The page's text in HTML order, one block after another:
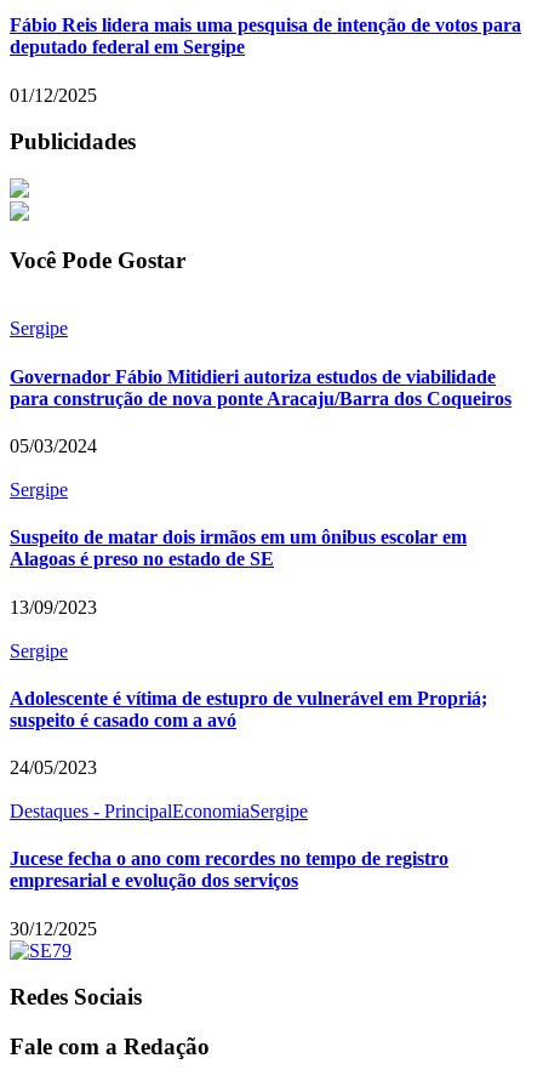
Fábio Reis lidera mais uma pesquisa de intenção de votos para
deputado federal em Sergipe
01/12/2025
Publicidades
Você Pode Gostar
Sergipe
Governador Fábio Mitidieri autoriza estudos de viabilidade
para construção de nova ponte Aracaju/Barra dos Coqueiros
05/03/2024
Sergipe
Suspeito de matar dois irmãos em um ônibus escolar em
Alagoas é preso no estado de SE
13/09/2023
Sergipe
Adolescente é vítima de estupro de vulnerável em Propriá;
suspeito é casado com a avó
24/05/2023
Destaques - PrincipalEconomiaSergipe
Jucese fecha o ano com recordes no tempo de registro
empresarial e evolução dos serviços
30/12/2025
Redes Sociais
Fale com a Redação